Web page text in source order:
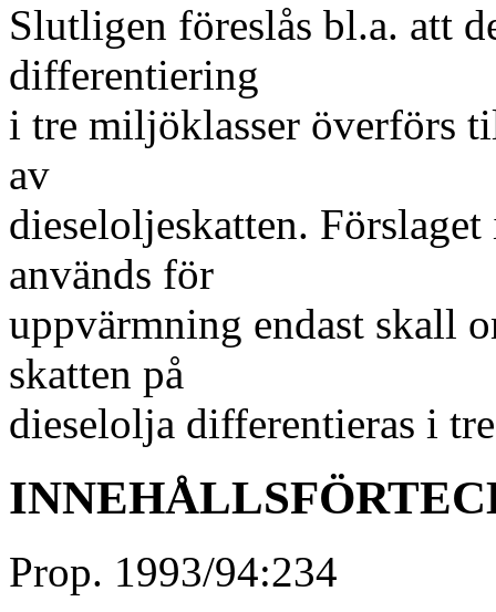
Slutligen föreslås bl.a. att
differentiering
i tre miljöklasser överförs
av
dieseloljeskatten.
används för
uppvärmning endast skall
skatten på
dieselolja differentieras i
Prop. 1993/94:234